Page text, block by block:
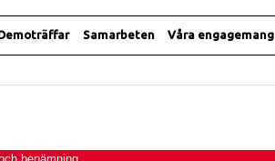
Samarbeten Våra engagemang